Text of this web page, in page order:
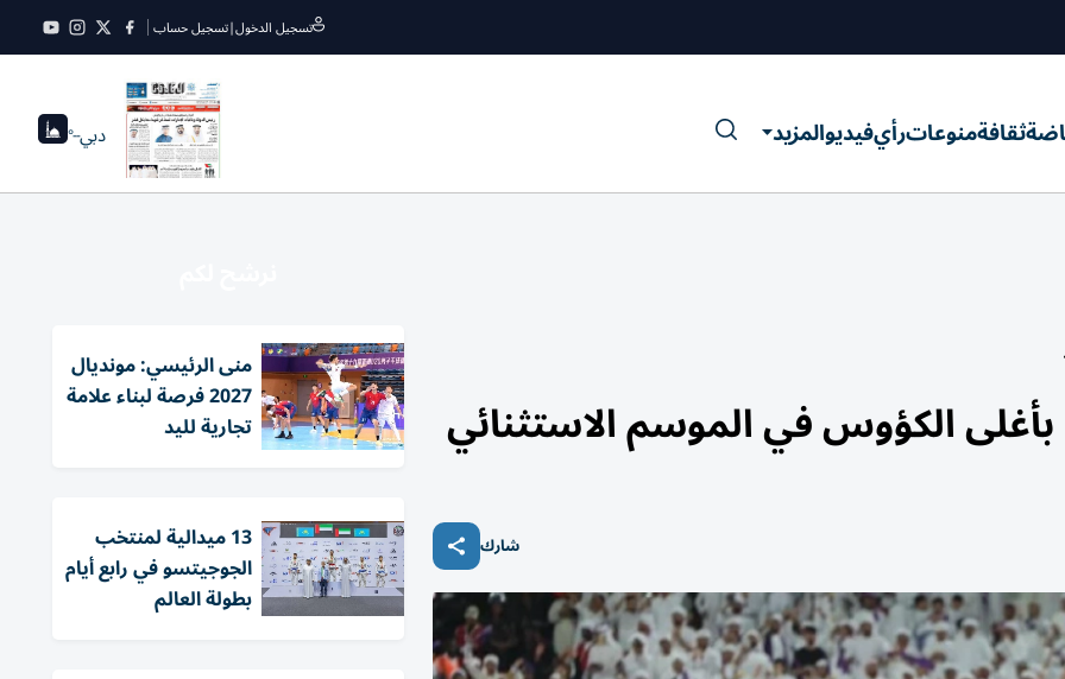
تسجيل الدخول|تسجيل حساب
ثقافةمنوعاترأيفيديوالمزيد دبي--°
شارك
منى الرئيسي: مونديال
2027 فرصة لبناء علامة
تجارية لليد
13 ميدالية لمنتخب
الجوجيتسو في رابع أيام
بطولة العالم